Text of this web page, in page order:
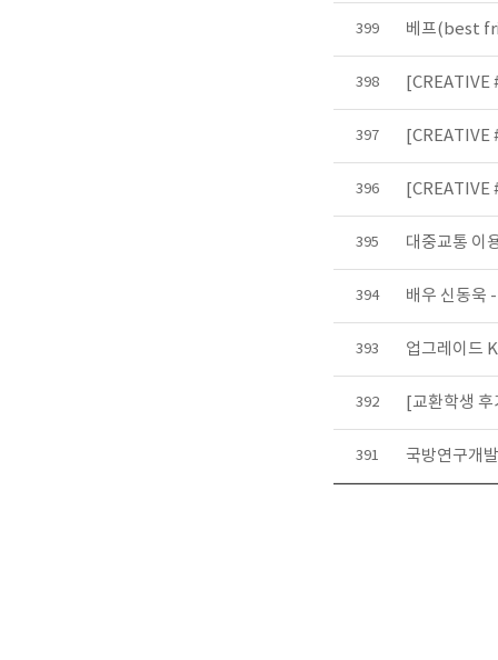
399 베프(best
398 [CREATIVE
397 [CREATIVE
396 [CREATIVE
395 대중교통 이
394 배우 신동욱
393 업그레이드
392 [교환학생
391 국방연구개